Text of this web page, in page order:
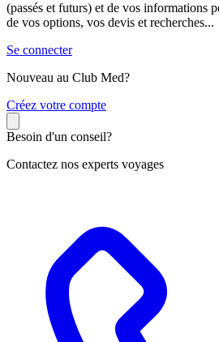
(passés et futurs) et de vos informations
de vos options, vos devis et recherches...
Se connecter
Nouveau au Club Med?
Créez votre compte
Besoin d'un conseil?
Contactez nos experts voyages